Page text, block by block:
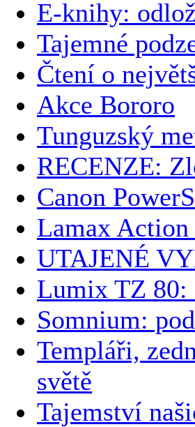
E-knihy:
Tajemné
Čtení o
Akce Bororo
Tunguzský
RECENZE:
Canon
Lamax
UTAJENÉ
Lumix TZ 80:
Somnium:
Templáři,
světě
Tajemství